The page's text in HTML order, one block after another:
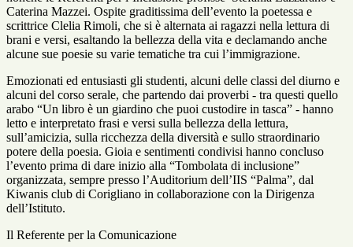
Caterina Mazzei. Ospite graditissima dell’evento la poetessa e
scrittrice Clelia Rimoli, che si è alternata ai ragazzi nella lettura di
brani e versi, esaltando la bellezza della vita e declamando anche
alcune sue poesie su varie tematiche tra cui l’immigrazione.
Emozionati ed entusiasti gli studenti, alcuni delle classi del diurno e
alcuni del corso serale, che partendo dai proverbi - tra questi quello
arabo “Un libro è un giardino che puoi custodire in tasca” - hanno
letto e interpretato frasi e versi sulla bellezza della lettura,
sull’amicizia, sulla ricchezza della diversità e sullo straordinario
potere della poesia. Gioia e sentimenti condivisi hanno concluso
l’evento prima di dare inizio alla “Tombolata di inclusione”
organizzata, sempre presso l’Auditorium dell’IIS “Palma”, dal
Kiwanis club di Corigliano in collaborazione con la Dirigenza
dell’Istituto.
Il Referente per la Comunicazione